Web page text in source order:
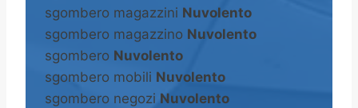
sgombero magazzini Nuvolento
sgombero magazzino Nuvolento
sgombero Nuvolento
sgombero mobili Nuvolento
sgombero negozi Nuvolento